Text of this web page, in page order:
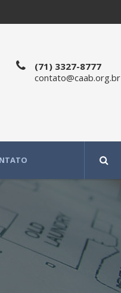
(71) 3327-8777
contato@caab.org.br